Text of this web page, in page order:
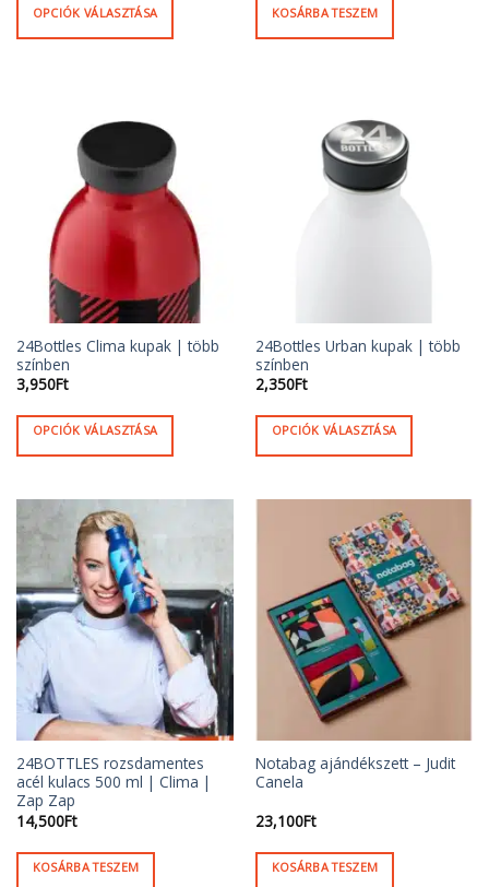
OPCIÓK VÁLASZTÁSA
variációja
változatok
termékoldalon
választhatók
KOSÁRBA TESZEM
24Bottles Clima kupak | több
színben
3,950Ft
OPCIÓK VÁLASZTÁSA
terméknek
több
variációja
van.
A
változatok
a
termékoldalon
választhatók
24Bottles Urban kupak | több
színben
2,350Ft
OPCIÓK VÁLASZTÁSA
változatok
termékoldalon
választhatók
24BOTTLES rozsdamentes
acél kulacs 500 ml | Clima |
Zap Zap
14,500Ft
KOSÁRBA TESZEM
Notabag ajándékszett – Judit
Canela
23,100Ft
KOSÁRBA TESZEM